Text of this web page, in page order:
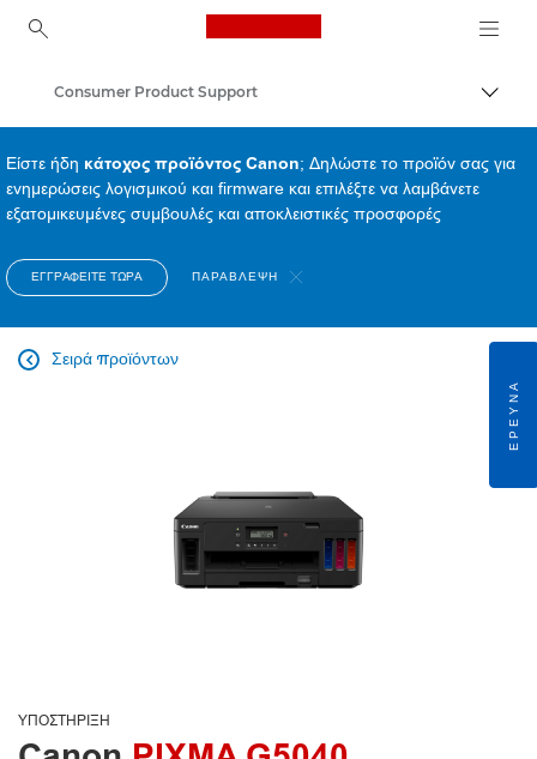
Canon Logo, back to
Consumer Product Support
Είστε ήδη κάτοχος προϊόντος Canon; Δηλώστε το προϊόν σας για
ενημερώσεις λογισμικού και firmware και επιλέξτε να λαμβάνετε
εξατομικευμένες συμβουλές και αποκλειστικές προσφορές
ΕΓΓΡΑΦΕΊΤΕ ΤΏΡΑ ΠΑΡΆΒΛΕΨΗ
Σειρά προϊόντων

ΥΠΟΣΤΉΡΙΞΗ
ΈΡΕΥΝΑ